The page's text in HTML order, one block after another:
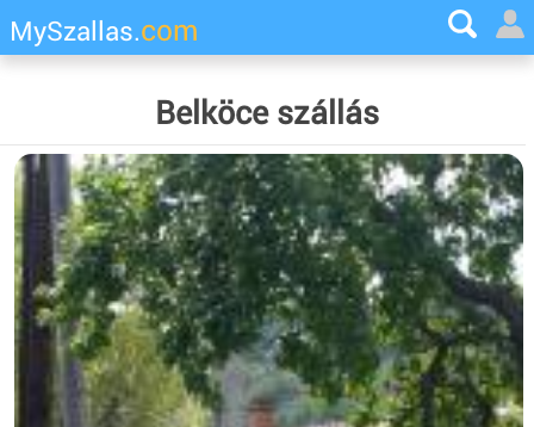
MySzallas.com
Belköce szállás